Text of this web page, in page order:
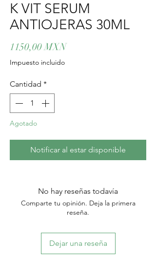
K VIT SERUM
ANTIOJERAS 30ML
1150,00 MXNPrecio
Impuesto incluido
Cantidad *
Agotado
Notificar al estar disponible
No hay reseñas todavía
Comparte tu opinión. Deja la primera
reseña.
Dejar una reseña